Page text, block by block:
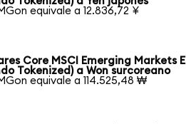
equivale a 12.836,72 ¥
Core MSCI Emerging Markets
Tokenized) a Won surcoreano
equivale a 114.525,48 ₩